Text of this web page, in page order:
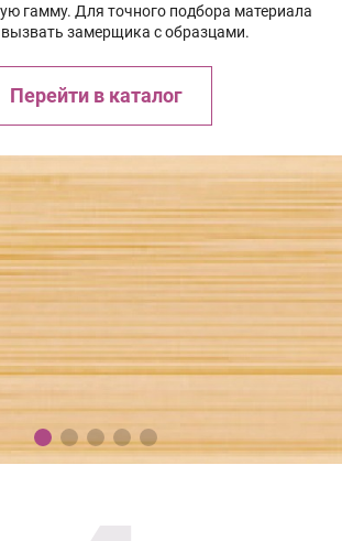
гамму. Для точного подбора материала
вызвать замерщика с образцами.
Перейти в каталог